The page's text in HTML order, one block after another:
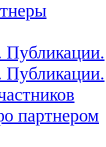
Публикации.
партнером